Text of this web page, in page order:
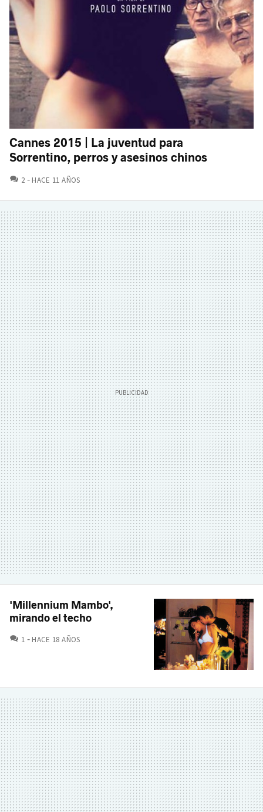
Cannes 2015 | La juventud para
Sorrentino, perros y asesinos chinos
2 COMENTARIOS
HACE 11 AÑOS
'Millennium Mambo',
mirando el techo
1 COMENTARIOS
HACE 18 AÑOS